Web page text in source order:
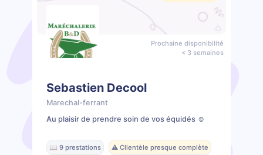
Prochaine disponibilité
< 3 semaines
Sebastien Decool
Marechal-ferrant
Au plaisir de prendre soin de vos équidés ☺️
📖 9 prestations ⚠️ Clientèle presque complète